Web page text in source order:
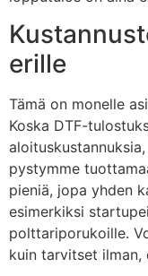
erille
Tämä on monelle
Koska DTF-
pystymme
pieniä, jopa yhden
esimerkiksi
polttariporukoille.
kuin tarvitset ilman,